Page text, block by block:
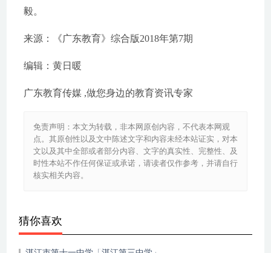
毅。
来源：《广东教育》综合版2018年第7期
编辑：黄日暖
广东教育传媒 ,做您身边的教育资讯专家
免责声明：本文为转载，非本网原创内容，不代表本网观
点。其原创性以及文中陈述文字和内容未经本站证实，对本
文以及其中全部或者部分内容、文字的真实性、完整性、及
时性本站不作任何保证或承诺，请读者仅作参考，并请自行
核实相关内容。
猜你喜欢